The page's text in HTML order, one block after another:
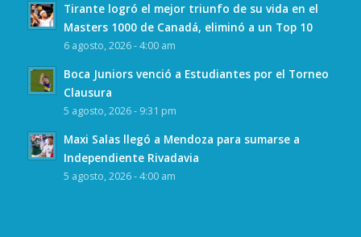
Tirante logró el mejor triunfo de su vida en el
Masters 1000 de Canadá, eliminó a un Top 10
6 agosto, 2026 - 4:00 am
Boca Juniors venció a Estudiantes por el Torneo
Clausura
5 agosto, 2026 - 9:31 pm
Maxi Salas llegó a Mendoza para sumarse a
Independiente Rivadavia
5 agosto, 2026 - 4:00 am